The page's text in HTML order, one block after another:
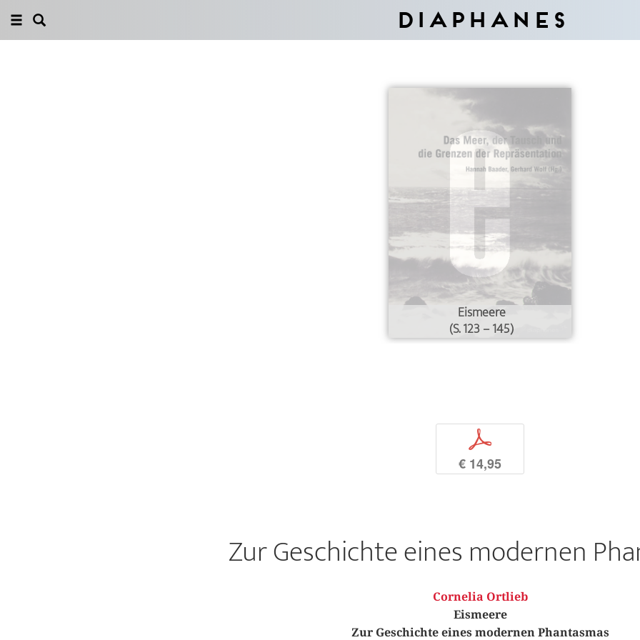
Diaphanes
Eismeere
(S. 123 – 145)
p
€ 14,95
Zur Geschichte eines modernen
Cornelia Ortlieb
Eismeere
Zur Geschichte eines modernen Phantasmas